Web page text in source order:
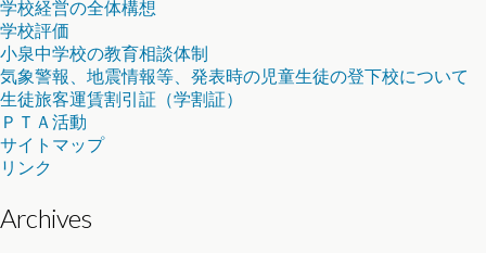
学校経営の全体構想
学校評価
小泉中学校の教育相談体制
気象警報、地震情報等、発表時の児童生徒の登下校について
生徒旅客運賃割引証（学割証）
ＰＴＡ活動
サイトマップ
リンク
Archives